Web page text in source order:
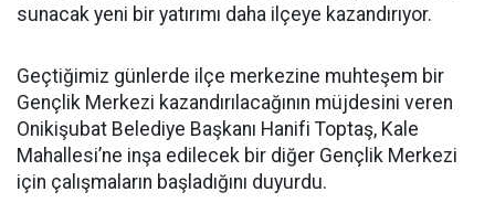
sunacak yeni bir yatırımı daha ilçeye kazandırıyor.
Geçtiğimiz günlerde ilçe merkezine muhteşem bir
Gençlik Merkezi kazandırılacağının müjdesini veren
Onikişubat Belediye Başkanı Hanifi Toptaş, Kale
Mahallesi’ne inşa edilecek bir diğer Gençlik Merkezi
için çalışmaların başladığını duyurdu.